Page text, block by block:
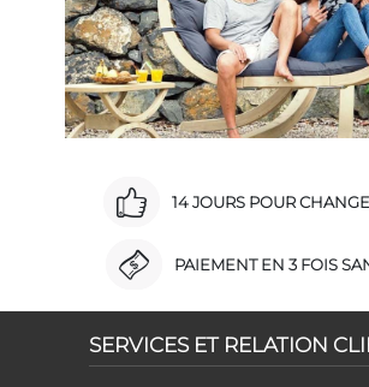
14 JOURS POUR
PAIEMENT EN 3 FOIS
SERVICES ET RELATION